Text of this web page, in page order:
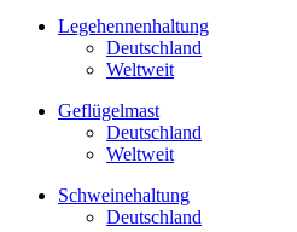
Legehennenhaltung
Deutschland
Weltweit
Geflügelmast
Deutschland
Weltweit
Schweinehaltung
Deutschland